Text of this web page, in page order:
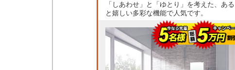
「しあわせ」と「ゆとり」を考えた、ある
と嬉しい多彩な機能で人気です。